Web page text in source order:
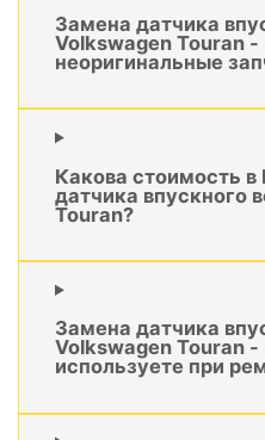
Замена датчика
Volkswagen Touran -
неоригинальные
Какова стоимость
датчика впускного
Touran?
Замена датчика
Volkswagen Touran
используете при